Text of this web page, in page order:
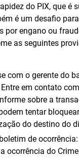
do PIX, que é
é um desafio
por engano ou
as seguintes
com o gerente do
em contato
sobre a
tentar
do destino do
de
ocorrência do